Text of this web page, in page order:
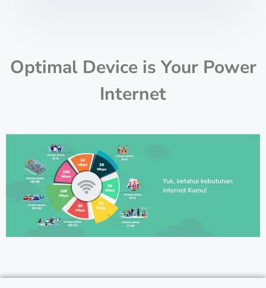
Optimal Device is Your Power
Internet